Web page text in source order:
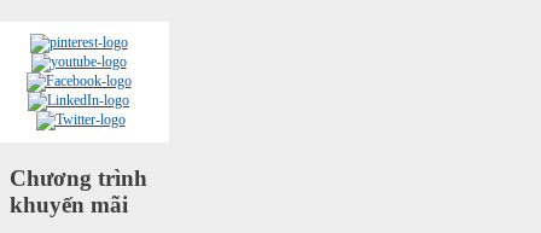
Chương trình
khuyến mãi